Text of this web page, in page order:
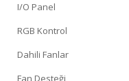
I/O Panel
RGB Kontrol
Dahili Fanlar
Fan Desteği